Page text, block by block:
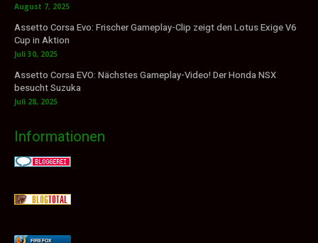
August 7, 2025
Assetto Corsa Evo: Frischer Gameplay-Clip zeigt den Lotus Exige V6
Cup in Aktion
Juli 30, 2025
Assetto Corsa EVO: Nächstes Gameplay-Video! Der Honda NSX
besucht Suzuka
Juli 28, 2025
Informationen
FIREFOX